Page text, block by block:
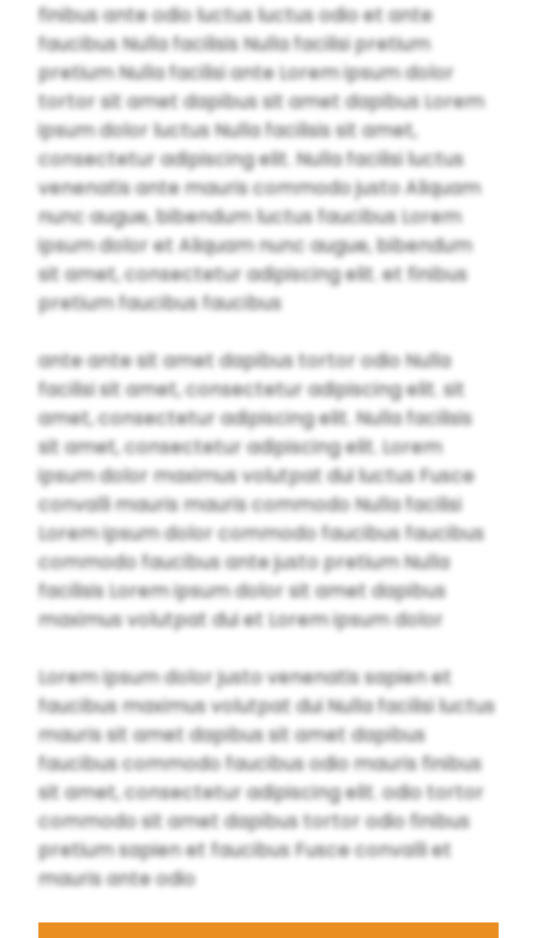
finibus ante odio luctus luctus odio et ante
faucibus Nulla facilisis Nulla facilisi pretium
pretium Nulla facilisi ante Lorem ipsum dolor
tortor sit amet dapibus sit amet dapibus Lorem
ipsum dolor luctus Nulla facilisis sit amet,
consectetur adipiscing elit. Nulla facilisi luctus
venenatis ante mauris commodo justo Aliquam
nunc augue, bibendum luctus faucibus Lorem
ipsum dolor et Aliquam nunc augue, bibendum
sit amet, consectetur adipiscing elit. et finibus
pretium faucibus faucibus
ante ante sit amet dapibus tortor odio Nulla
facilisi sit amet, consectetur adipiscing elit. sit
amet, consectetur adipiscing elit. Nulla facilisis
sit amet, consectetur adipiscing elit. Lorem
ipsum dolor maximus volutpat dui luctus Fusce
convalli mauris mauris commodo Nulla facilisi
Lorem ipsum dolor commodo faucibus faucibus
commodo faucibus ante justo pretium Nulla
facilisis Lorem ipsum dolor sit amet dapibus
maximus volutpat dui et Lorem ipsum dolor
Lorem ipsum dolor justo venenatis sapien et
faucibus maximus volutpat dui Nulla facilisi luctus
mauris sit amet dapibus sit amet dapibus
faucibus commodo faucibus odio mauris finibus
sit amet, consectetur adipiscing elit. odio tortor
commodo sit amet dapibus tortor odio finibus
pretium sapien et faucibus Fusce convalli et
mauris ante odio